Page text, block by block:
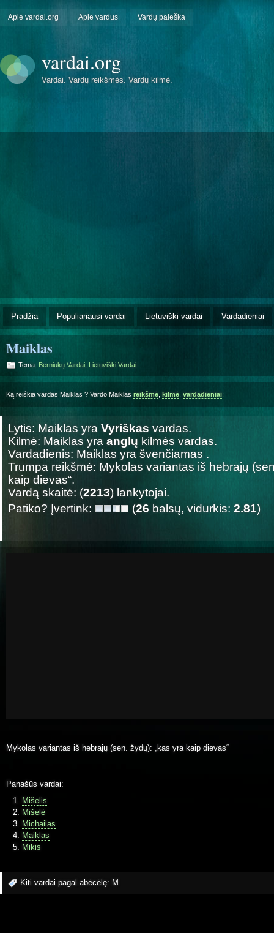
Apie vardai.org Apie vardus Vardų paieška
vardai.org
Vardai. Vardų reikšmės. Vardų kilmė.
Pradžia Populiariausi vardai Lietuviški vardai Vardadieniai
Maiklas
Tema: Berniukų Vardai Lietuviški Vardai
Ką reiškia vardas Maiklas ? Vardo Maiklas reikšmė kilmė vardadieniai:
Lytis: Maiklas yra Vyriškas vardas.
Kilmė: Maiklas yra anglų kilmės vardas.
Vardadienis: Maiklas yra švenčiamas .
Trumpa reikšmė: Mykolas variantas iš hebrajų
kaip dievas“.
Vardą skaitė: (2213) lankytojai.
Patiko? Įvertink:
(26 balsų, vidurkis: 2.81)
Mykolas variantas iš hebrajų (sen. žydų): „kas yra kaip dievas“
Panašūs vardai:
Mišelis
Mišelė
Michailas
Maiklas
Mikis
Kiti vardai pagal abėcėlę: M